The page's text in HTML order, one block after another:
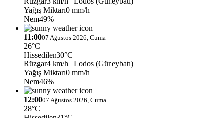
Yağış Miktarı0 mm/h
Nem49%
11:0007 Ağustos 2026, Cuma
26°C
Hissedilen30°C
Rüzgar4 km/h | Lodos (Güneybatı)
Yağış Miktarı0 mm/h
Nem46%
12:0007 Ağustos 2026, Cuma
28°C